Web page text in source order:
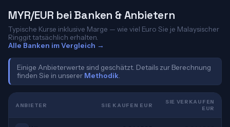
MYR/EUR bei Banken & Anbietern
Typische Kurse inklusive Marge — wie viel Euro Sie je Malaysischer
Ringgit tatsächlich erhalten.
Alle Banken im Vergleich →
Einige Anbieterwerte sind geschätzt. Details zur Berechnung
finden Sie in unserer Methodik
ANBIETER SIE KAUFEN EUR
SIE VERKAUFEN
EUR